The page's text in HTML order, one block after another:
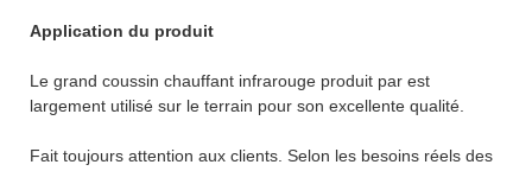
Application du produit
Le grand coussin chauffant infrarouge produit par est
largement utilisé sur le terrain pour son excellente qualité.
Fait toujours attention aux clients. Selon les besoins réels des